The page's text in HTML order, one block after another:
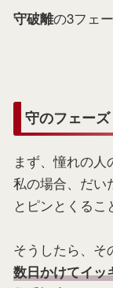
守破離の3フェ
守のフェーズ
まず、憧れの人
私の場合、だい
とピンとくるこ
そうしたら、そ
数日かけてイッ